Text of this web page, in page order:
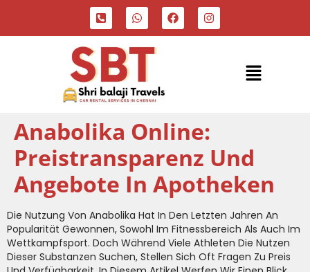
Anabolika Online:
Preistransparenz Und
Angebote In Apotheken
Die Nutzung Von Anabolika Hat In Den Letzten Jahren An
Popularität Gewonnen, Sowohl Im Fitnessbereich Als Auch Im
Wettkampfsport. Doch Während Viele Athleten Die Nutzen
Dieser Substanzen Suchen, Stellen Sich Oft Fragen Zu Preis